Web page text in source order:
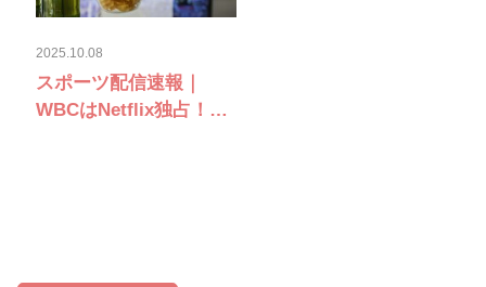
2025.10.08
スポーツ配信速報｜
WBCはNetflix独占！ブ